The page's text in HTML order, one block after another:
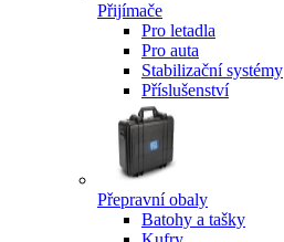
Přijímače
Pro letadla
Pro auta
Stabilizační systémy
Příslušenství
Přepravní obaly
Batohy a tašky